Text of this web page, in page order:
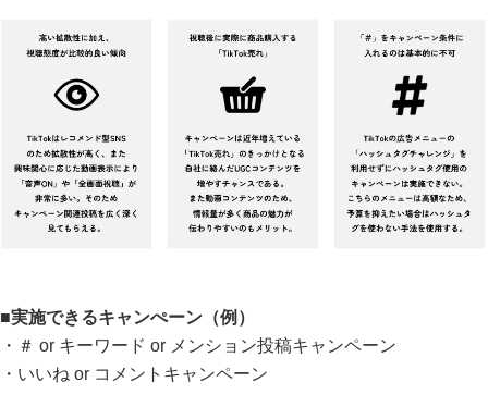
■実施できるキャンぺーン（例）
・＃ or キーワード or メンション投稿キャンペーン
・いいね or コメントキャンペーン